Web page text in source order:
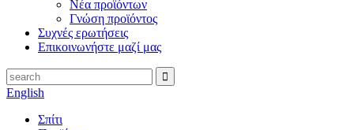
Νέα προϊόντων
Γνώση προϊόντος
Συχνές ερωτήσεις
Επικοινωνήστε μαζί μας
English
Σπίτι